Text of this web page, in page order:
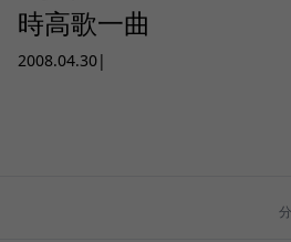
時高歌一曲
2008.04.30|